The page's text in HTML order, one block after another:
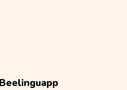
Beelinguapp